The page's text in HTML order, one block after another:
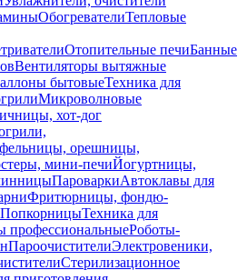
ОбогревателиТепловые
Отопительные печиБанные
Вентиляторы вытяжные
бытовыеТехника для
Микроволновые
хот-дог
орешницы,
мини-печиЙогуртницы,
ПароваркиАвтоклавы для
Фритюрницы, фондю-
ПопкорницыТехника для
профессиональныеРоботы-
ПароочистителиЭлектровеники,
Стерилизационное